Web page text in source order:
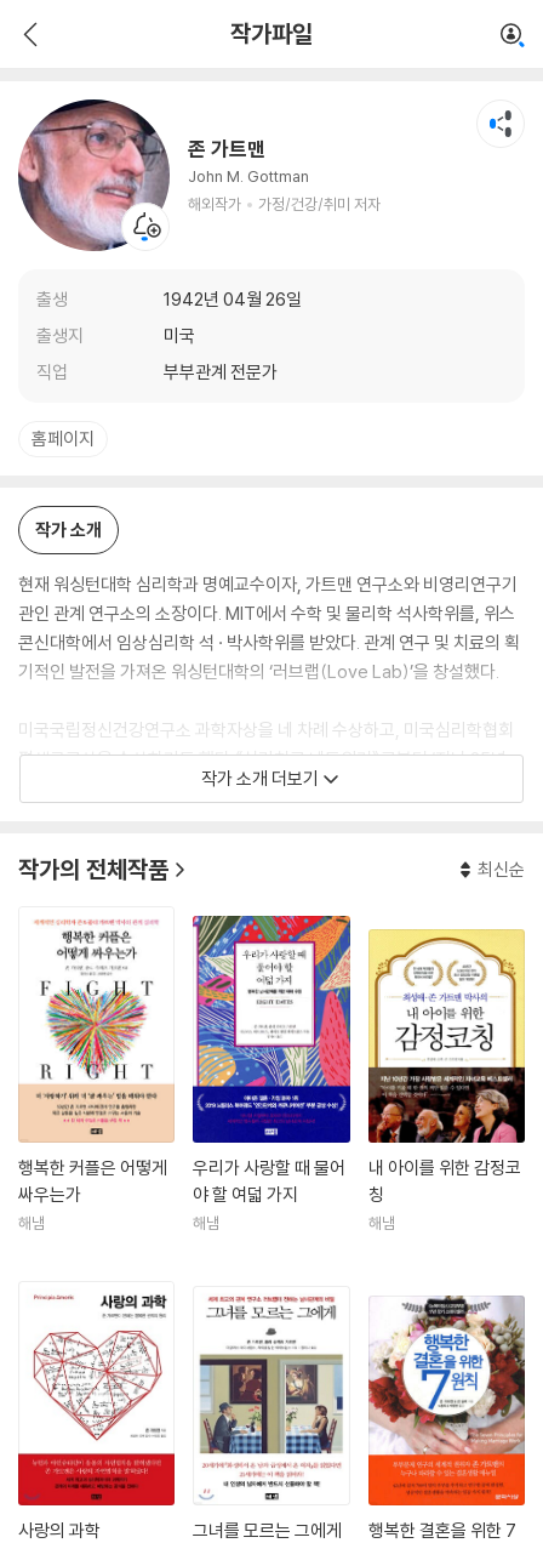
작가파일
존 가트맨
John M. Gottman
해외작가
가정/건강/취미 저자
출생
1942년 04월 26일
출생지
미국
직업
부부관계 전문가
가정/건강/취미 저자
홈페이지
작가 소개
현재 워싱턴대학 심리학과 명예교수이자, 가트맨 연구소와 비영리연구기
관인 관계 연구소의 소장이다. MIT에서 수학 및 물리학 석사학위를, 위스
콘신대학에서 임상심리학 석 · 박사학위를 받았다. 관계 연구 및 치료의 획
기적인 발전을 가져온 워싱턴대학의 ‘러브랩(Love Lab)’을 창설했다.
미국국립정신건강연구소 과학자상을 네 차례 수상하고, 미국심리학협회
평생공로상을 수상하기도 했다.《심리치료 네트워커》로부터 ‘지난 25년
동안 가장 영향력 있는 심리치료사 10인’에 선정되기도 했다. 지금까지 20
그에게』등 40여 권이 있다.
작가 소개 더보기
작가의 전체작품 최신순
행복한 커플은 어떻게
싸우는가
해냄
우리가 사랑할 때 물어
야 할 여덟 가지
해냄
내 아이를 위한 감정코
칭
해냄
사랑의 과학 그녀를 모르는 그에게
행복한 결혼을 위한 7